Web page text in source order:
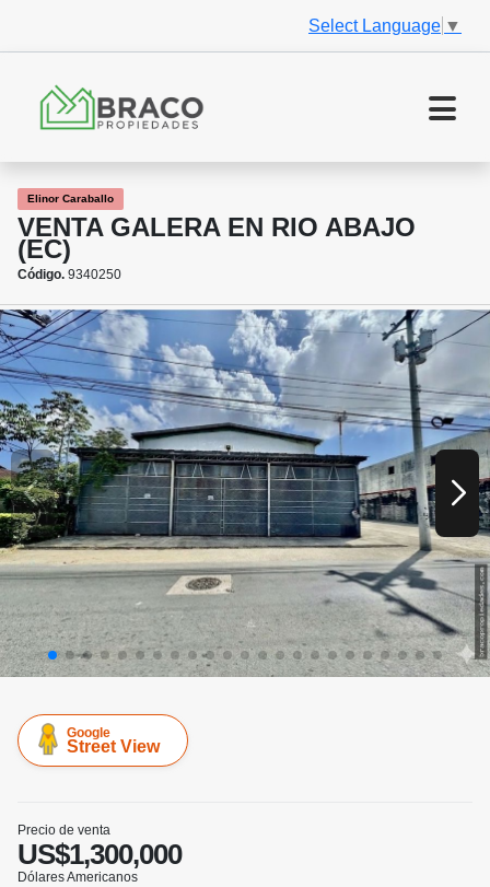
Select Language ▼
Elinor Caraballo
VENTA GALERA EN RIO ABAJO
(EC)
Código. 9340250
Google
Street View
Precio de venta
US$1,300,000
Dólares Americanos